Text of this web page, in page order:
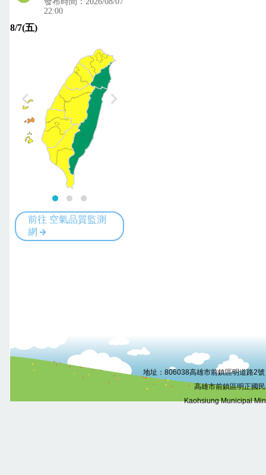
:::
地址：806038高雄市前鎮區明道路2
高雄市前鎮區明正國
Kaohsiung Municipal